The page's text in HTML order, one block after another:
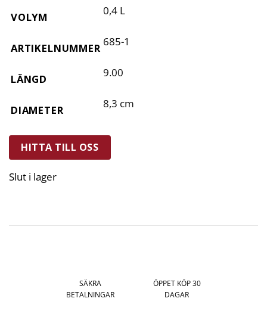
VOLYM 0,4 L
ARTIKELNUMMER 685-1
LÄNGD 9.00
DIAMETER 8,3 cm
HITTA TILL OSS
Slut i lager
SÄKRA
BETALNINGAR
ÖPPET KÖP 30
DAGAR